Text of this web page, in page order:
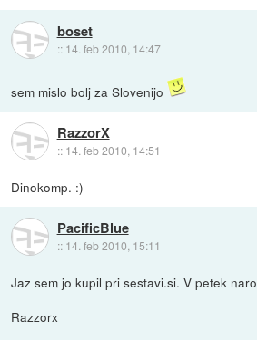
boset
:: 14. feb 2010, 14:47
sem mislo bolj za Slovenijo
RazzorX
:: 14. feb 2010, 14:51
Dinokomp. :)
PacificBlue
:: 14. feb 2010, 15:11
Jaz sem jo kupil pri sestavi.si. V petek
Razzorx